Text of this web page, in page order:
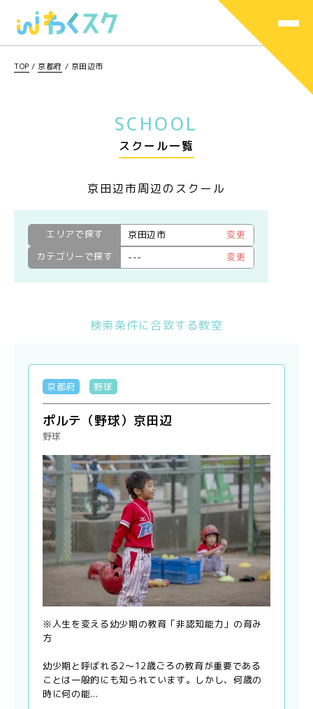
TOP / 京都府 / 京田辺市
SCHOOL
スクール一覧
京田辺市周辺のスクール
エリアで探す 京田辺市
変更
カテゴリーで探す
--- 変更
検索条件に合致する教室
京都府 野球
ポルテ（野球）京田辺
野球
※人生を変える幼少期の教育「非認知能力」の育み
方
幼少期と呼ばれる2〜12歳ごろの教育が重要である
ことは一般的にも知られています。しかし、何歳の
時に何の能...